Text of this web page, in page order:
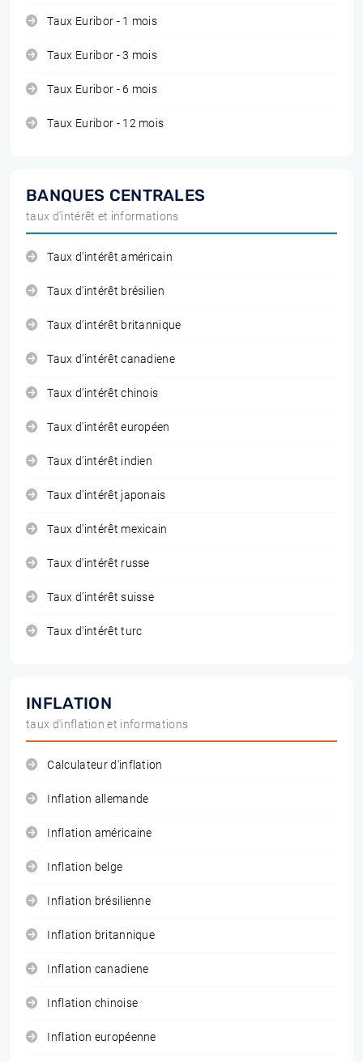
Taux Euribor - 1 mois
Taux Euribor - 3 mois
Taux Euribor - 6 mois
Taux Euribor - 12 mois
BANQUES CENTRALES
taux d'intérêt et informations
Taux d'intérêt américain
Taux d'intérêt brésilien
Taux d'intérêt britannique
Taux d'intérêt canadiene
Taux d'intérêt chinois
Taux d'intérêt européen
Taux d'intérêt indien
Taux d'intérêt japonais
Taux d'intérêt mexicain
Taux d'intérêt russe
Taux d'intérêt suisse
Taux d'intérêt turc
INFLATION
taux d'inflation et informations
Calculateur d'inflation
Inflation allemande
Inflation américaine
Inflation belge
Inflation brésilienne
Inflation britannique
Inflation canadiene
Inflation chinoise
Inflation européenne